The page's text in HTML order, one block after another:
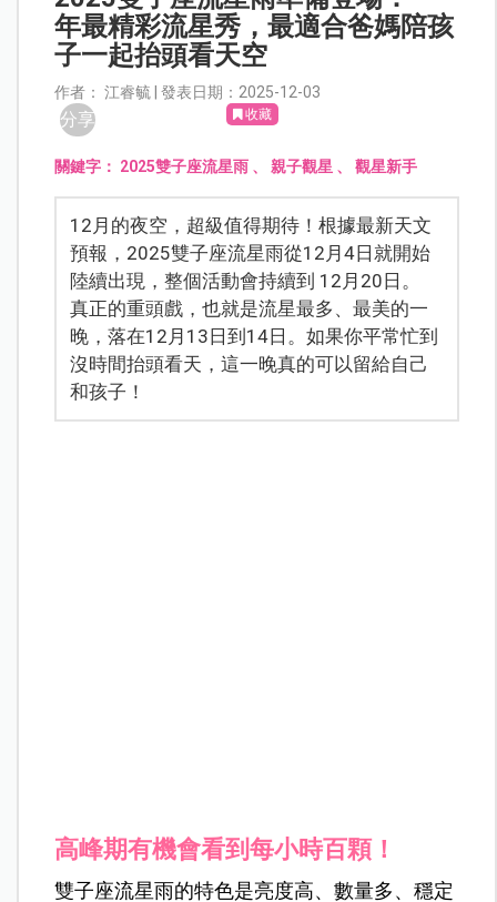
年最精彩流星秀，最適合爸媽陪孩
子一起抬頭看天空
作者： 江睿毓 | 發表日期：2025-12-03
分享 收藏
關鍵字： 2025雙子座流星雨 、親子觀星 、觀星新手
12月的夜空，超級值得期待！根據最新天文
預報，2025雙子座流星雨從12月4日就開始
陸續出現，整個活動會持續到 12月20日。
真正的重頭戲，也就是流星最多、最美的一
晚，落在12月13日到14日。如果你平常忙到
沒時間抬頭看天，這一晚真的可以留給自己
和孩子！
高峰期有機會看到每小時百顆！
雙子座流星雨的特色是亮度高、數量多、穩定